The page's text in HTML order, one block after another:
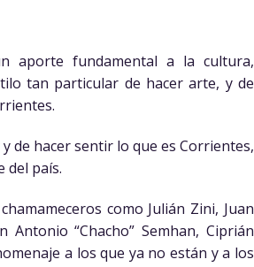
aporte fundamental a la cultura,
tan particular de hacer arte, y de
de hacer sentir lo que es Corrientes,
del país.
como Julián Zini, Juan
Antonio “Chacho” Semhan, Ciprián
a los que ya no están y a los